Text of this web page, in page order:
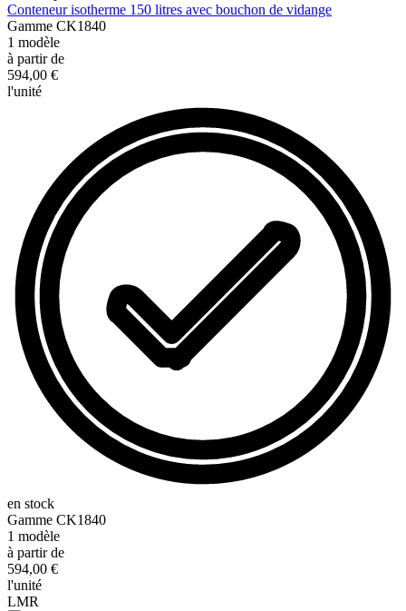
Conteneur isotherme 150 litres avec bouchon de vidange
Gamme CK1840
1 modèle
à partir de
594,00 €
l'unité
en stock
Gamme CK1840
1 modèle
à partir de
594,00 €
l'unité
LMR